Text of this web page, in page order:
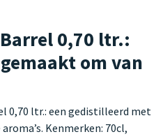
0,70 ltr.:
om van
0,70 ltr.: een gedistilleerd met
Kenmerken: 70cl,